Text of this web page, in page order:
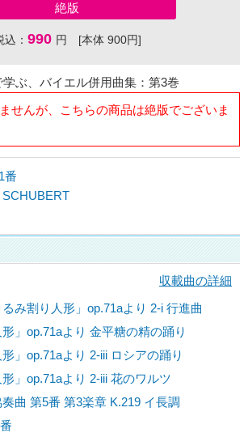
絶版
込： 990 円 [本体 900円]
ぶ、バイエル併用曲集：第3巻
せんが、こちらの商品は絶版でございま
番
SCHUBERT
収載曲の詳細
み割り人形」op.71aより 2-i 行進曲
形」op.71aより 金平糖の精の踊り
形」op.71aより 2-iii ロシアの踊り
形」op.71aより 2-iii 花のワルツ
曲 第5番 第3楽章 K.219 イ長調